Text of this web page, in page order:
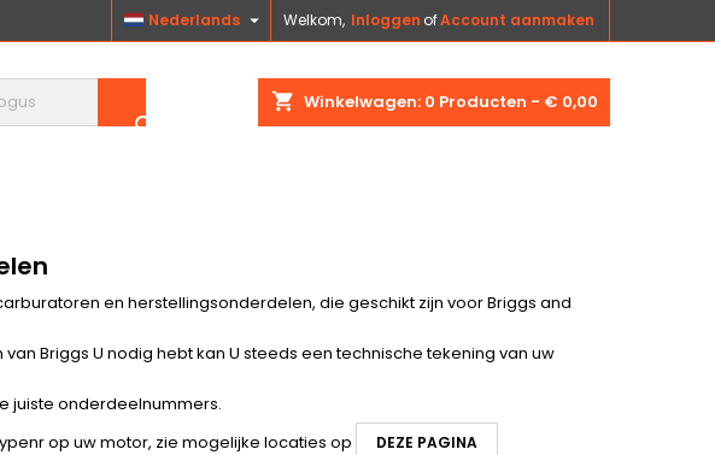
Welkom, Inloggen ofAccount aanmaken
Nederlands 
shopping_cart Winkelwagen: 0 Producten - € 0,00

en herstellingsonderdelen, die geschikt zijn voor Briggs and
Briggs U nodig hebt kan U steeds een technische tekening van uw
juiste onderdeelnummers.
op uw motor, zie mogelijke locaties op
DEZE PAGINA